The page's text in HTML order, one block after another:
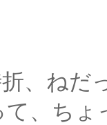
君の
、ち